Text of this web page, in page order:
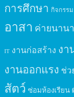
การศึกษา กิจกรร
อาสา ค่ายนาน
IT งานก่อสร้าง งา
งานออกแรง ช่ว
สัตว์ ซ่อมห้องเรียน